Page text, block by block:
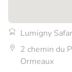
Lumigny
2 chemin du
Ormeaux